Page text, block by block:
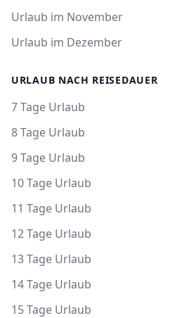
Urlaub im November
Urlaub im Dezember
URLAUB NACH REISEDAUER
7 Tage Urlaub
8 Tage Urlaub
9 Tage Urlaub
10 Tage Urlaub
11 Tage Urlaub
12 Tage Urlaub
13 Tage Urlaub
14 Tage Urlaub
15 Tage Urlaub